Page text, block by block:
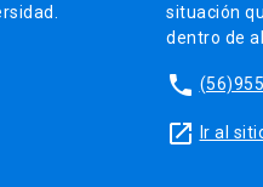
situación
dentro de
phone
launch Ir al